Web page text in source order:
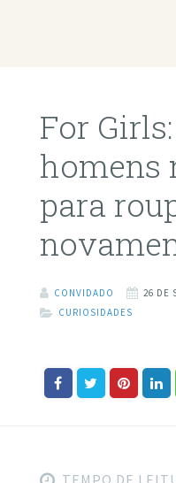
For
homens
para
CONVIDADO 26 DE
CURIOSIDADES
TEMPO DE